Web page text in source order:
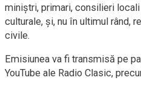
miniștri, primari, consilieri
culturale, și, nu în ultimul rând,
civile.
Emisiunea va fi transmisă pe
YouTube ale Radio Clasic,